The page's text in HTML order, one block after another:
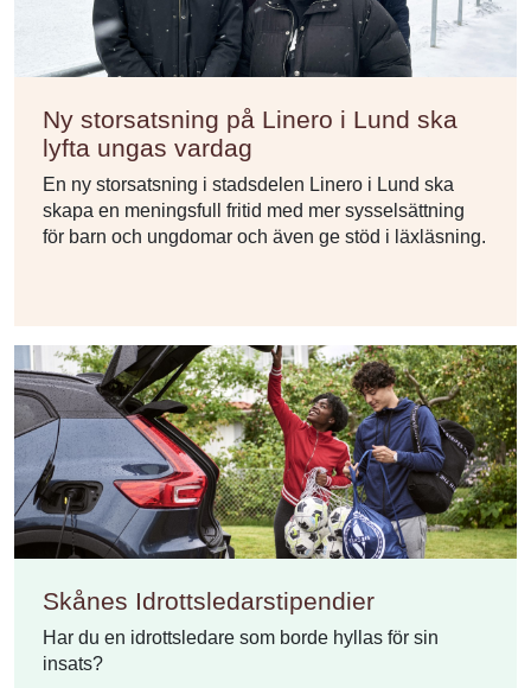
Ny storsatsning på Linero i Lund ska
lyfta ungas vardag
En ny storsatsning i stadsdelen Linero i Lund ska
skapa en meningsfull fritid med mer sysselsättning
för barn och ungdomar och även ge stöd i läxläsning.
Skånes Idrottsledarstipendier
Har du en idrottsledare som borde hyllas för sin
insats?